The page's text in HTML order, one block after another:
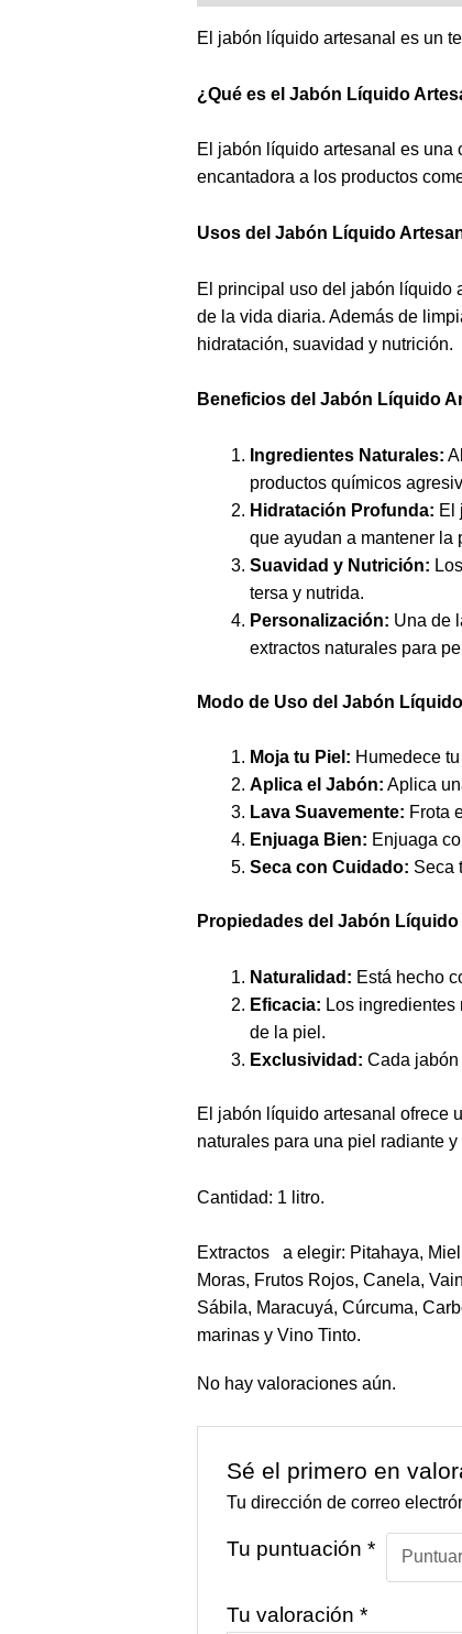
El jabón líquido artesanal es un
¿Qué es el Jabón Líquido
El jabón líquido artesanal es
encantadora a los productos
Usos del Jabón Líquido
El principal uso del jabón líquido
de la vida diaria. Además de
hidratación, suavidad y nutrición.
Beneficios del Jabón Líquido
Ingredientes Naturales:
productos químicos
Hidratación Profunda: El
que ayudan a mantener la
Suavidad y Nutrición:
tersa y nutrida.
Personalización: Una de
extractos naturales para
Modo de Uso del Jabón
Moja tu Piel: Humedece
Aplica el Jabón: Aplica
Lava Suavemente: Frota
Enjuaga Bien: Enjuaga
Seca con Cuidado: Seca
Propiedades del Jabón
Naturalidad: Está hecho
Eficacia: Los
de la piel.
Exclusividad: Cada
El jabón líquido artesanal ofrece
naturales para una piel radiante
Cantidad: 1 litro.
Extractos a elegir: Pitahaya,
Moras, Frutos Rojos, Canela,
Sábila, Maracuyá, Cúrcuma,
marinas y Vino Tinto.
No hay valoraciones aún.
Sé el primero en
Tu dirección de correo
Tu puntuación*
Tu valoración*